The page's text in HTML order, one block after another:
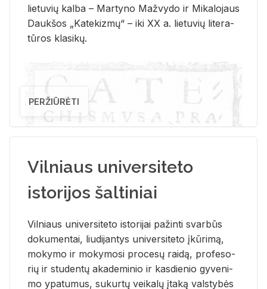
lie­tu­vių kal­ba – Mar­ty­no Ma­žvy­do ir Mi­ka­lo­jaus
Dauk­šos „Ka­te­kiz­mų“ – iki XX a. lie­tu­vių li­te­ra­
tū­ros kla­si­kų.
PERŽIŪRĖTI
Vilniaus universiteto
istorijos šaltiniai
Vil­niaus uni­ver­si­te­to is­to­ri­jai pa­žin­ti svar­būs
do­ku­men­tai, liu­di­jan­tys uni­ver­si­te­to įkū­ri­mą,
mo­ky­mo ir mo­ky­mo­si pro­ce­sų rai­dą, pro­fe­so­
rių ir stu­den­tų aka­de­mi­nio ir kas­die­nio gy­ve­ni­
mo ypa­tu­mus, su­kur­tų vei­ka­lų įta­ką vals­ty­bės